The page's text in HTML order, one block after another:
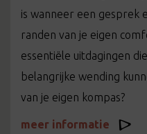
is wanneer een gesprek
randen van je eigen
essentiële uitdagingen
belangrijke wending
van je eigen kompas?
meer informatie